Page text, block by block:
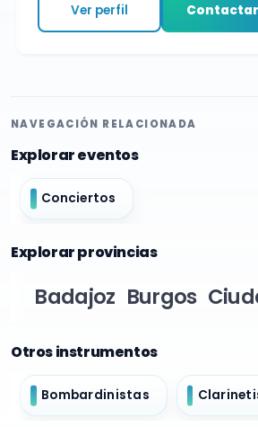
Ver perfil Contactar
NAVEGACIÓN RELACIONADA
Explorar eventos
Conciertos
Explorar provincias
Badajoz Burgos
Otros instrumentos
Bombardinistas